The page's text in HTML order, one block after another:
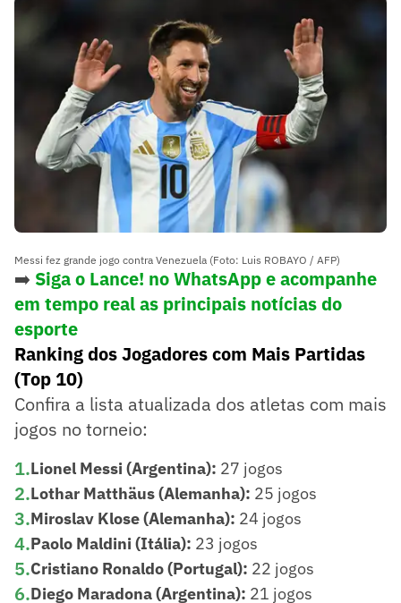
Messi fez grande jogo contra Venezuela (Foto: Luis ROBAYO / AFP)
➡️ Siga o Lance! no WhatsApp e acompanhe
em tempo real as principais notícias do
esporte
Ranking dos Jogadores com Mais Partidas
(Top 10)
Confira a lista atualizada dos atletas com mais
jogos no torneio:
1.Lionel Messi (Argentina): 27 jogos
2.Lothar Matthäus (Alemanha): 25 jogos
3.Miroslav Klose (Alemanha): 24 jogos
4.Paolo Maldini (Itália): 23 jogos
5.Cristiano Ronaldo (Portugal): 22 jogos
6.Diego Maradona (Argentina): 21 jogos